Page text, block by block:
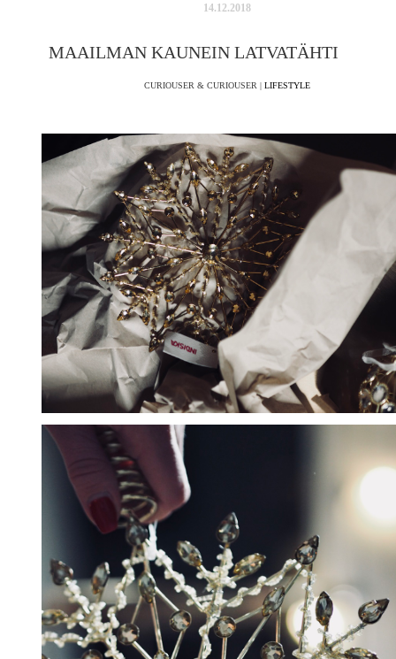
14.12.2018
MAAILMAN KAUNEIN LATVATÄHTI
CURIOUSER & CURIOUSER | LIFESTYLE